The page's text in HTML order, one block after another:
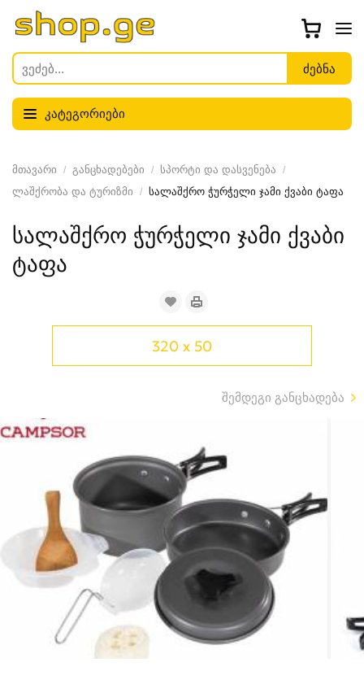
კატეგორიები
მთავარი განცხადებები
სპორტი და დასვენება
ლაშქრობა და ტურიზმი
სალაშქრო ჭურჭელი ჯამი ქვაბი ტაფა
სალაშქრო ჭურჭელი ჯამი ქვაბი
ტაფა
320 x 50
შემდეგი განცხადება